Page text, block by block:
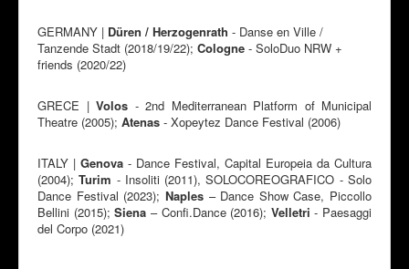
GERMANY | Düren / Herzogenrath - Danse en Ville /
Tanzende Stadt (2018/19/22); Cologne - SoloDuo NRW +
friends (2020/22)
GRECE | Volos - 2nd Mediterranean Platform of Municipal
Theatre (2005); Atenas - Xopeytez Dance Festival (2006)
ITALY | Genova - Dance Festival, Capital Europeia da Cultura
(2004);Turim - Insoliti (2011), SOLOCOREOGRAFICO - Solo
Dance Festival (2023); Naples– Dance Show Case, Piccollo
Bellini (2015);Siena – Confi.Dance (2016); Velletri - Paesaggi
del Corpo (2021)